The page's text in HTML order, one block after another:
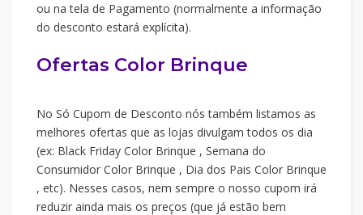
ou na tela de Pagamento (normalmente a informação
do desconto estará explícita).
Ofertas Color Brinque
No Só Cupom de Desconto nós também listamos as
melhores ofertas que as lojas divulgam todos os dia
(ex: Black Friday Color Brinque , Semana do
Consumidor Color Brinque , Dia dos Pais Color Brinque
, etc). Nesses casos, nem sempre o nosso cupom irá
reduzir ainda mais os preços (que já estão bem